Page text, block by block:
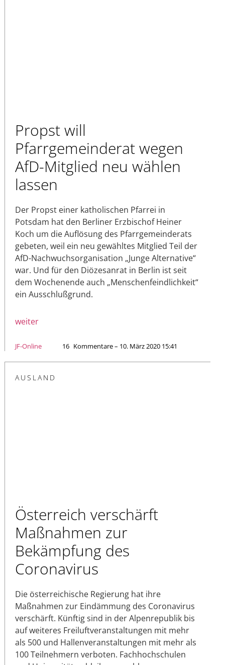
Propst will
Pfarrgemeinderat wegen
AfD-Mitglied neu wählen
lassen
Der Propst einer katholischen Pfarrei in
Potsdam hat den Berliner Erzbischof Heiner
Koch um die Auflösung des Pfarrgemeinderats
gebeten, weil ein neu gewähltes Mitglied Teil der
AfD-Nachwuchsorganisation „Junge Alternative“
war. Und für den Diözesanrat in Berlin ist seit
dem Wochenende auch „Menschenfeindlichkeit“
ein Ausschlußgrund.
weiter
JF-Online 16 Kommentare – 10. März 2020 15:41
AUSLAND
Österreich verschärft
Maßnahmen zur
Bekämpfung des
Coronavirus
Die österreichische Regierung hat ihre
Maßnahmen zur Eindämmung des Coronavirus
verschärft. Künftig sind in der Alpenrepublik bis
auf weiteres Freiluftveranstaltungen mit mehr
als 500 und Hallenveranstaltungen mit mehr als
100 Teilnehmern verboten. Fachhochschulen